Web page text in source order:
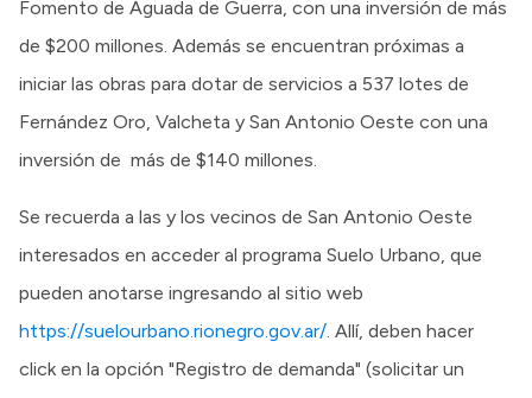
Fomento de Aguada de Guerra, con una inversión de más
de $200 millones. Además se encuentran próximas a
iniciar las obras para dotar de servicios a 537 lotes de
Fernández Oro, Valcheta y San Antonio Oeste con una
inversión de más de $140 millones.
Se recuerda a las y los vecinos de San Antonio Oeste
interesados en acceder al programa Suelo Urbano, que
pueden anotarse ingresando al sitio web
https://suelourbano.rionegro.gov.ar/. Allí, deben hacer
click en la opción "Registro de demanda" (solicitar un